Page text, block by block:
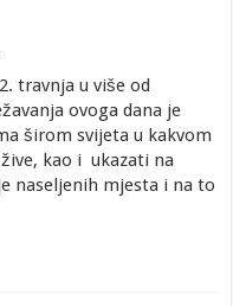
travnja u više od
ovoga dana je
širom svijeta u kakvom
kao i ukazati na
naseljenih mjesta i na to